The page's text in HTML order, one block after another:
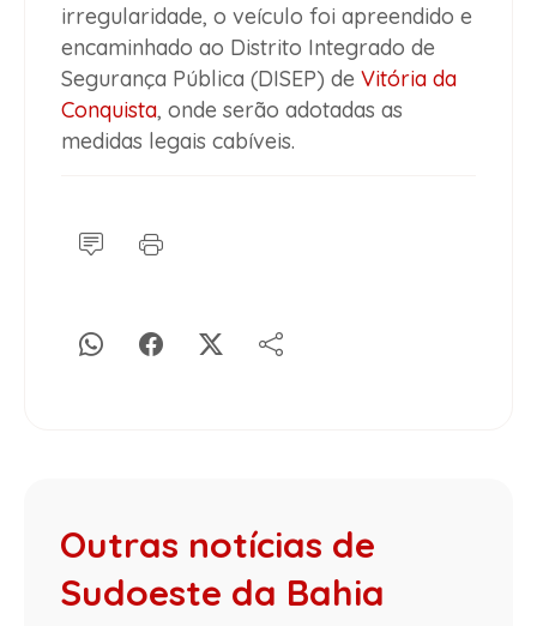
irregularidade, o veículo foi apreendido e
encaminhado ao Distrito Integrado de
Segurança Pública (DISEP) de Vitória da
Conquista, onde serão adotadas as
medidas legais cabíveis.
Outras notícias de
Sudoeste da Bahia